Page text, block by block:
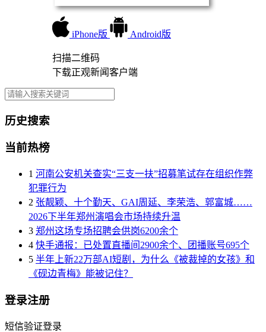
iPhone版 Android版
扫描二维码
下载正观新闻客户端
历史搜索
当前热榜
1 河南公安机关查实“三支一扶”招募笔试存在组织作弊
犯罪行为
2 张靓颖、十个勤天、GAI周延、李荣浩、郭富城……
2026下半年郑州演唱会市场持续升温
3 郑州这场专场招聘会供岗6200余个
4 快手通报：已处置直播间2900余个、团播账号695个
5 半年上新22万部AI短剧，为什么《被裁掉的女孩》和
《砚边青梅》能被记住？
登录注册
短信验证登录